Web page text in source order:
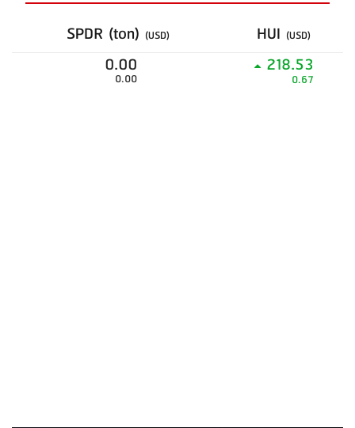
SPDR (ton) (USD) HUI (USD)
0.00
0.00
218.53
0.67